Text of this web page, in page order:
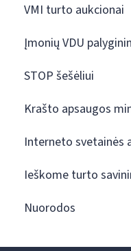
VMI turto aukcionai
Įmonių VDU
STOP šešėliui
Krašto apsaugos
Interneto svetainės
Ieškome turto
Nuorodos